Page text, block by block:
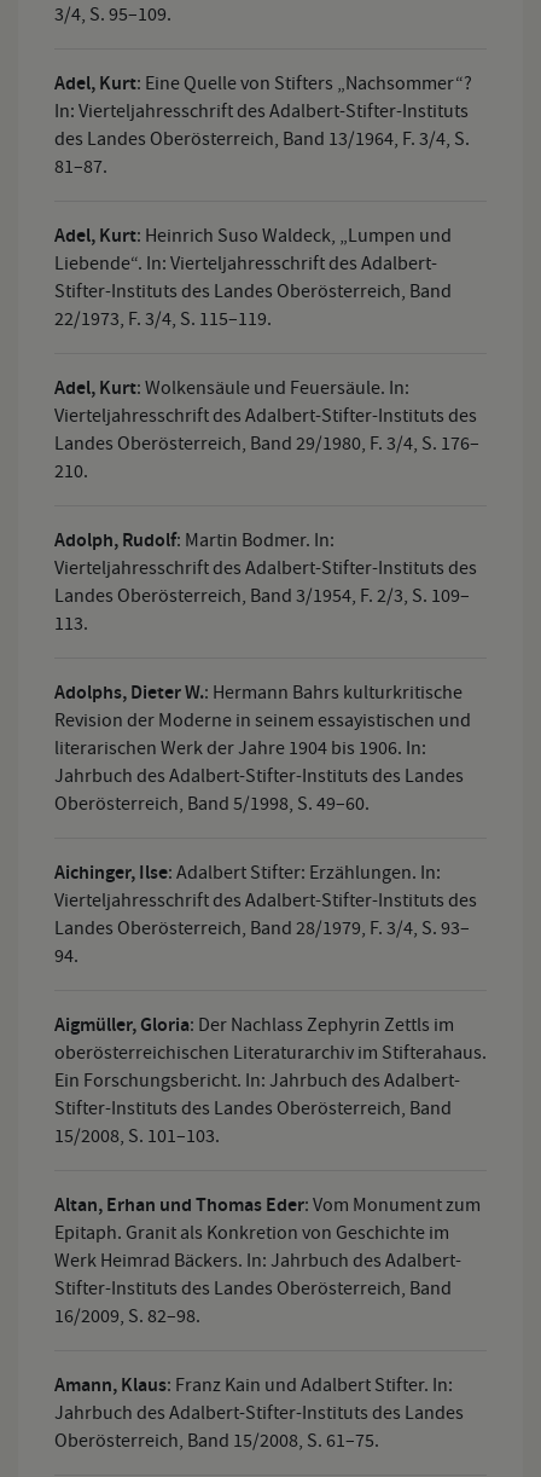
3/4, S. 95–109.
Adel, Kurt: Eine Quelle von Stifters „Nachsommer“?
In: Vierteljahresschrift des Adalbert-Stifter-Instituts
des Landes Oberösterreich, Band 13/1964, F. 3/4, S.
81–87.
Adel, Kurt: Heinrich Suso Waldeck, „Lumpen und
Liebende“. In: Vierteljahresschrift des Adalbert-
Stifter-Instituts des Landes Oberösterreich, Band
22/1973, F. 3/4, S. 115–119.
Adel, Kurt: Wolkensäule und Feuersäule. In:
Vierteljahresschrift des Adalbert-Stifter-Instituts des
Landes Oberösterreich, Band 29/1980, F. 3/4, S. 176–
210.
Adolph, Rudolf: Martin Bodmer. In:
Vierteljahresschrift des Adalbert-Stifter-Instituts des
Landes Oberösterreich, Band 3/1954, F. 2/3, S. 109–
113.
Adolphs, Dieter W.: Hermann Bahrs kulturkritische
Revision der Moderne in seinem essayistischen und
literarischen Werk der Jahre 1904 bis 1906. In:
Jahrbuch des Adalbert-Stifter-Instituts des Landes
Oberösterreich, Band 5/1998, S. 49–60.
Aichinger, Ilse: Adalbert Stifter: Erzählungen. In:
Vierteljahresschrift des Adalbert-Stifter-Instituts des
Landes Oberösterreich, Band 28/1979, F. 3/4, S. 93–
94.
Aigmüller, Gloria: Der Nachlass Zephyrin Zettls im
oberösterreichischen Literaturarchiv im Stifterahaus.
Ein Forschungsbericht. In: Jahrbuch des Adalbert-
Stifter-Instituts des Landes Oberösterreich, Band
15/2008, S. 101–103.
Altan, Erhan und Thomas Eder: Vom Monument zum
Epitaph. Granit als Konkretion von Geschichte im
Werk Heimrad Bäckers. In: Jahrbuch des Adalbert-
Stifter-Instituts des Landes Oberösterreich, Band
16/2009, S. 82–98.
Amann, Klaus: Franz Kain und Adalbert Stifter. In:
Jahrbuch des Adalbert-Stifter-Instituts des Landes
Oberösterreich, Band 15/2008, S. 61–75.